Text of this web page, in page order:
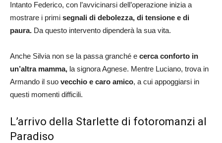
Intanto Federico, con l’avvicinarsi dell’operazione inizia a
mostrare i primi segnali di debolezza, di tensione e di
paura. Da questo intervento dipenderà la sua vita.
Anche Silvia non se la passa granché e cerca conforto in
un’altra mamma, la signora Agnese. Mentre Luciano, trova in
Armando il suo vecchio e caro amico, a cui appoggiarsi in
questi momenti difficili.
L’arrivo della Starlette di fotoromanzi al
Paradiso